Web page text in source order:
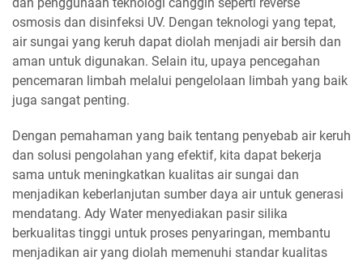
osmosis dan disinfeksi UV. Dengan teknologi yang tepat,
air sungai yang keruh dapat diolah menjadi air bersih dan
aman untuk digunakan. Selain itu, upaya pencegahan
pencemaran limbah melalui pengelolaan limbah yang baik
juga sangat penting.
Dengan pemahaman yang baik tentang penyebab air keruh
dan solusi pengolahan yang efektif, kita dapat bekerja
sama untuk meningkatkan kualitas air sungai dan
menjadikan keberlanjutan sumber daya air untuk generasi
mendatang. Ady Water menyediakan pasir silika
berkualitas tinggi untuk proses penyaringan, membantu
menjadikan air yang diolah memenuhi standar kualitas